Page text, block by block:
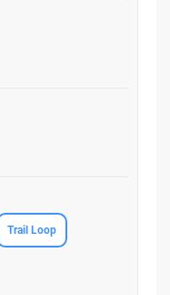
Trail Loop